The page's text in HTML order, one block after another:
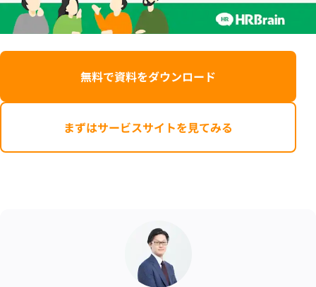
無料で資料をダウンロード
まずはサービスサイトを見てみる